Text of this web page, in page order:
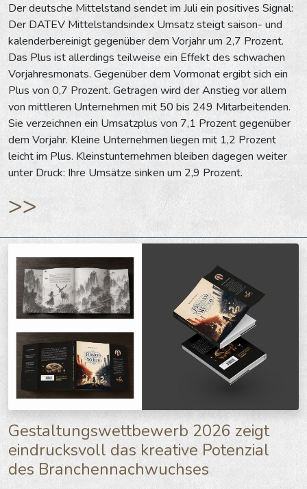
Der deutsche Mittelstand sendet im Juli ein positives Signal:
Der DATEV Mittelstandsindex Umsatz steigt saison- und
kalenderbereinigt gegenüber dem Vorjahr um 2,7 Prozent.
Das Plus ist allerdings teilweise ein Effekt des schwachen
Vorjahresmonats. Gegenüber dem Vormonat ergibt sich ein
Plus von 0,7 Prozent. Getragen wird der Anstieg vor allem
von mittleren Unternehmen mit 50 bis 249 Mitarbeitenden.
Sie verzeichnen ein Umsatzplus von 7,1 Prozent gegenüber
dem Vorjahr. Kleine Unternehmen liegen mit 1,2 Prozent
leicht im Plus. Kleinstunternehmen bleiben dagegen weiter
unter Druck: Ihre Umsätze sinken um 2,9 Prozent.
>>
Gestaltungswettbewerb 2026 zeigt
eindrucksvoll das kreative Potenzial
des Branchennachwuchses